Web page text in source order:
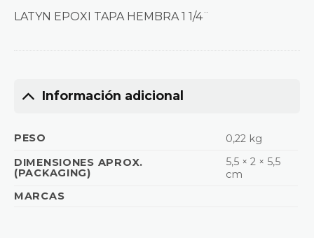
LATYN EPOXI TAPA HEMBRA 1 1/4¨
Información adicional
PESO
0,22 kg
DIMENSIONES APROX.
(PACKAGING)
5,5 × 2 × 5,5
cm
MARCAS